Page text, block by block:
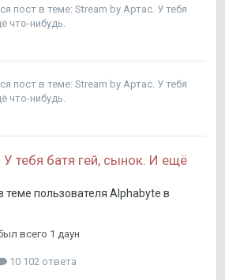
пост в теме: Stream by Артас. У тебя
что-нибудь.
пост в теме: Stream by Артас. У тебя
что-нибудь.
У тебя батя гей, сынок. И ещё
теме пользователя Alphabyte в
всего 1 даун
10 102 ответа